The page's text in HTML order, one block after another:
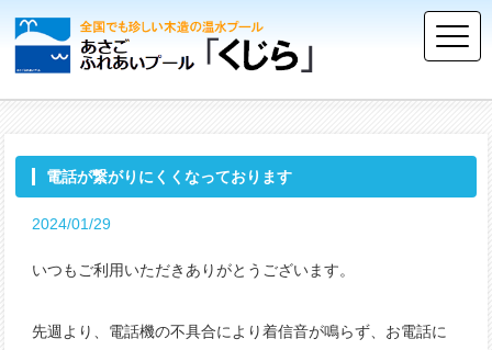
電話が繋がりにくくなっております
2024/01/29
いつもご利用いただきありがとうございます。
先週より、電話機の不具合により着信音が鳴らず、お電話に